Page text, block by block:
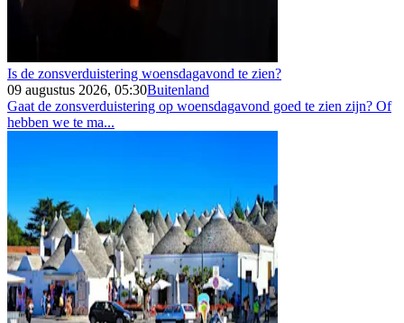
Is de zonsverduistering woensdagavond te zien?
09 augustus 2026, 05:30Buitenland
Gaat de zonsverduistering op woensdagavond goed te zien zijn? Of
hebben we te ma...